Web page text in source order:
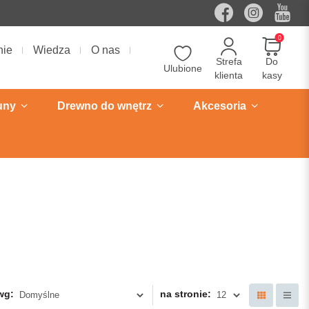
Wiedza O nas
Ulubione
Strefa
klienta
0
Do
kasy
Drewno do wnętrz Akcesoria
na stronie: